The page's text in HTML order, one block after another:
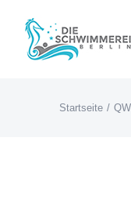
Zum
Inhalt
Startseite